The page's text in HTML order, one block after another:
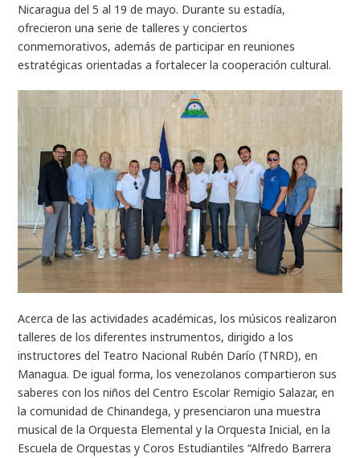
Nicaragua del 5 al 19 de mayo. Durante su estadía,
ofrecieron una serie de talleres y conciertos
conmemorativos, además de participar en reuniones
estratégicas orientadas a fortalecer la cooperación cultural.
Acerca de las actividades académicas, los músicos realizaron
talleres de los diferentes instrumentos, dirigido a los
instructores del Teatro Nacional Rubén Darío (TNRD), en
Managua. De igual forma, los venezolanos compartieron sus
saberes con los niños del Centro Escolar Remigio Salazar, en
la comunidad de Chinandega, y presenciaron una muestra
musical de la Orquesta Elemental y la Orquesta Inicial, en la
Escuela de Orquestas y Coros Estudiantiles “Alfredo Barrera